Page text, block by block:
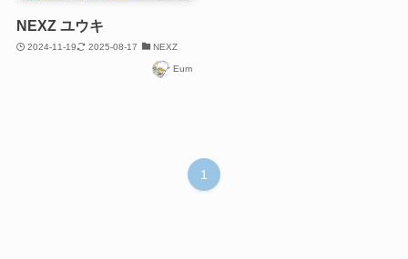
NEXZ ユウキ
2024-11-19 2025-08-17 NEXZ
Eum
1